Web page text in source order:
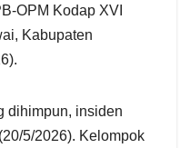
OPM Kodap XVI
Kabupaten
dihimpun, insiden
5/2026). Kelompok